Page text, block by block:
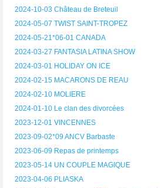
2024-10-03 Château de Breteuil
2024-05-07 TWIST SAINT-TROPEZ
2024-05-21*06-01 CANADA
2024-03-27 FANTASIA LATINA SHOW
2024-03-01 HOLIDAY ON ICE
2024-02-15 MACARONS DE REAU
2024-02-10 MOLIERE
2024-01-10 Le clan des divorcées
2023-12-01 VINCENNES
2023-09-02*09 ANCV Barbaste
2023-06-09 Repas de printemps
2023-05-14 UN COUPLE MAGIQUE
2023-04-06 PLIASKA